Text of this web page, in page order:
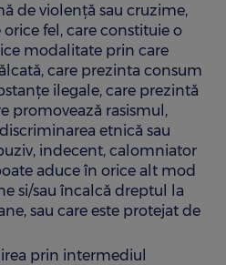
de violență sau cruzime,
fel, care constituie o
modalitate prin care
care prezinta consum
ilegale, care prezintă
promovează rasismul,
etnică sau
indecent, calomniator
aduce în orice alt mod
si/sau încalcă dreptul la
sau care este protejat de
prin intermediul